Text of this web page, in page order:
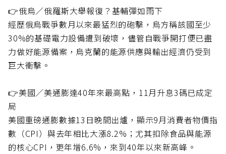
👉俄烏／俄羅斯大舉報復？基輔彈如雨下
經歷俄烏戰爭數月以來最猛烈的砲擊，烏方稱該國至少
30%的基礎電力設備遭到破壞，儘管自戰爭開打便已盡
力做好能源備案，烏克蘭的能源供應與輸出經濟仍受到
巨大衝擊。
👉美國／美通膨達40年來最高點，11月升息3碼已成定
局
美國重磅通膨數據13日晚間出爐，顯示9月消費者物價指
數（CPI）與去年相比大漲8.2%；尤其扣除食品與能源
的核心CPI，更年增6.6%，來到40年以來新高峰。